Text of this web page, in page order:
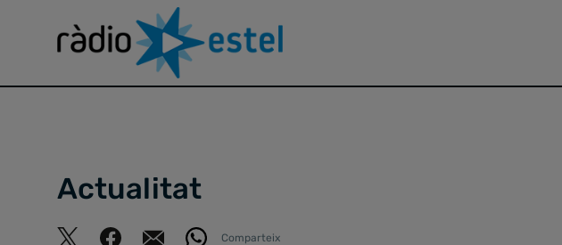
Actualitat
Comparteix